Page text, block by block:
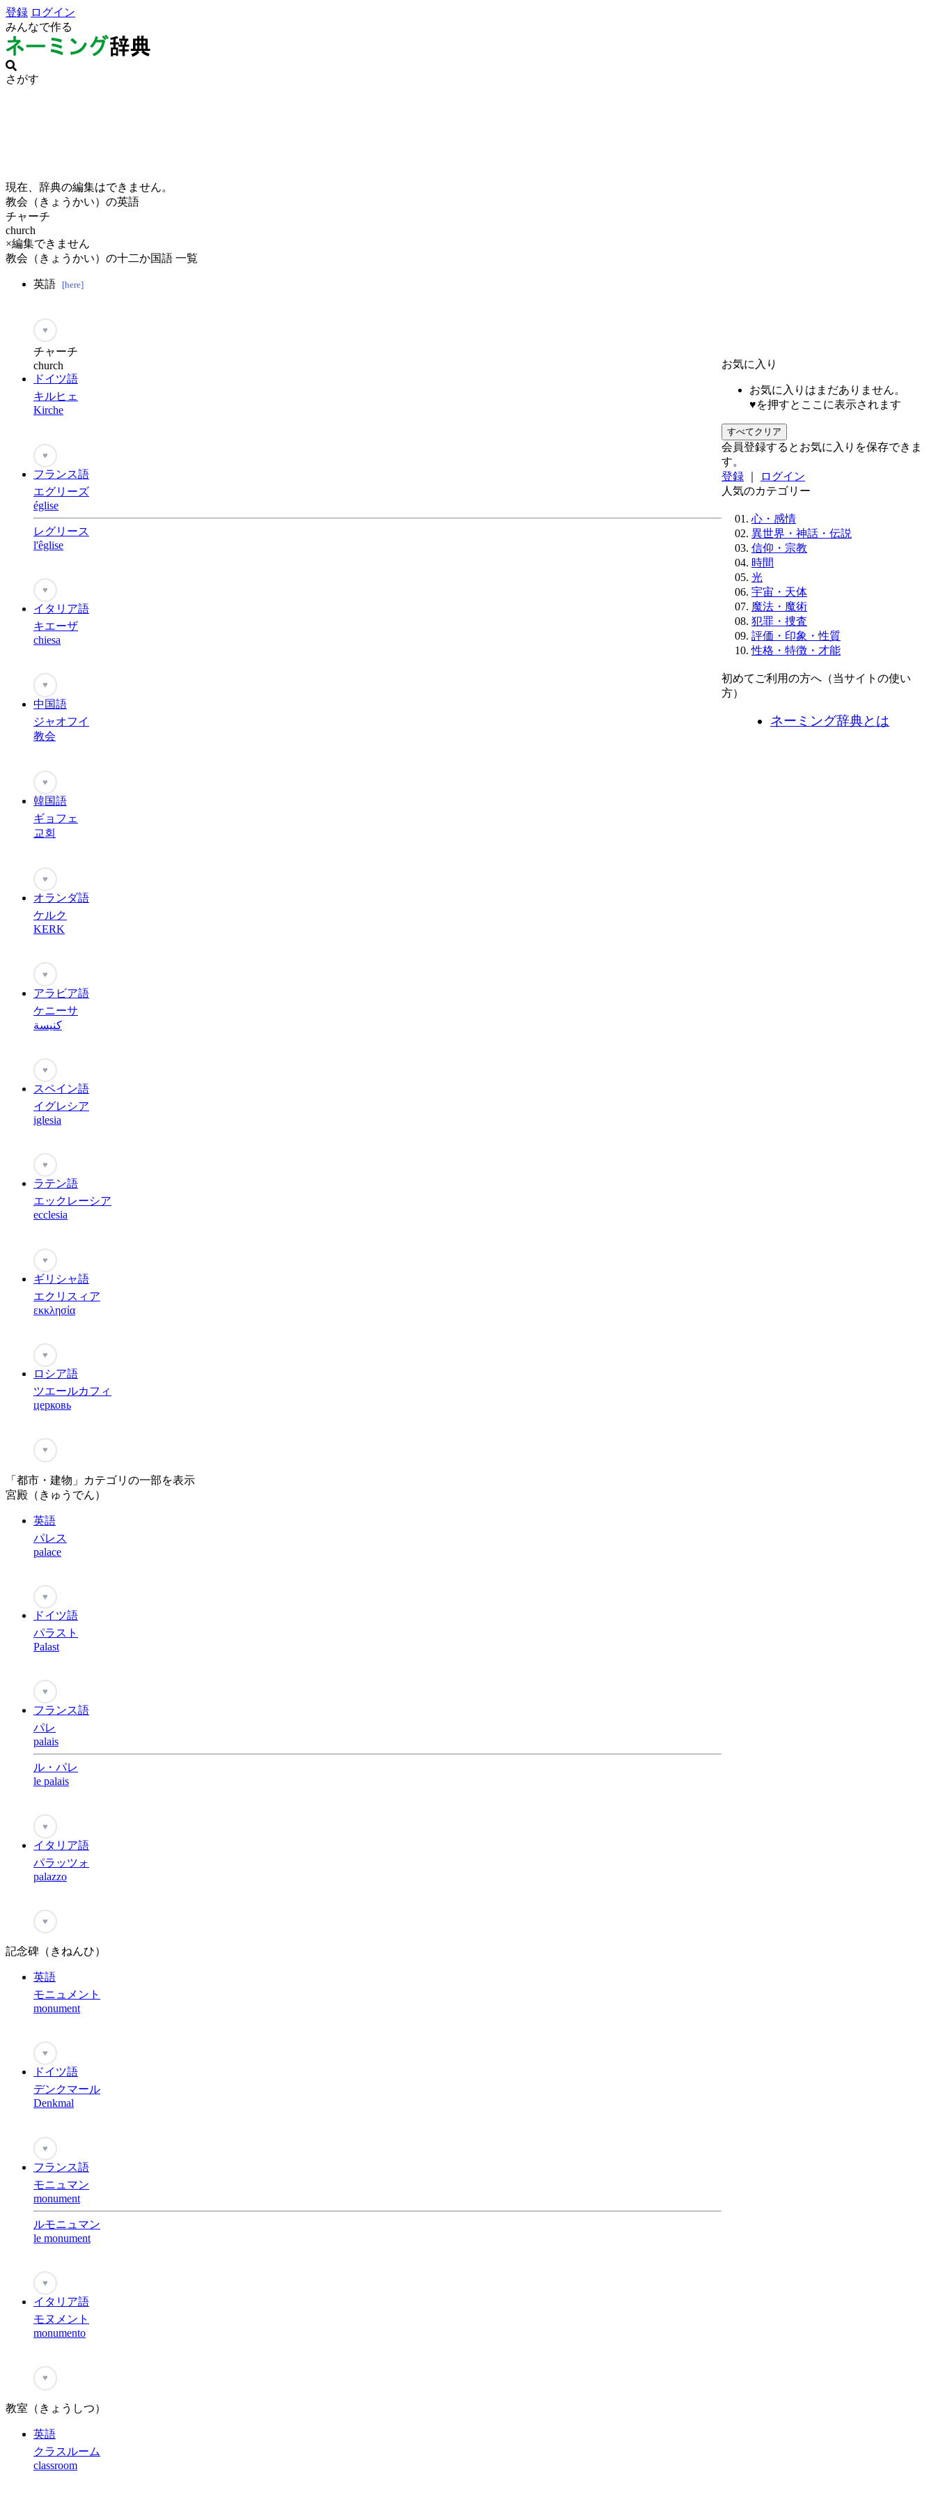
登録 ログイン
みんなで作る
さがす
現在、辞典の編集はできません。
教会（きょうかい）の英語
チャーチ
church
×編集できません
教会（きょうかい）の十二か国語 一覧
英語 [here]
♥
チャーチ
church
ドイツ語
キルヒェ
Kirche
♥
フランス語
エグリーズ
église
レグリース
l'êglise
♥
イタリア語
キエーザ
chiesa
♥
中国語
ジャオフイ
教会
♥
韓国語
ギョフェ
교회
♥
オランダ語
ケルク
KERK
♥
アラビア語
ケニーサ
كنيسة
♥
スペイン語
イグレシア
iglesia
♥
ラテン語
エックレーシア
ecclesia
♥
ギリシャ語
エクリスィア
εκκλησία
♥
ロシア語
ツエールカフィ
церковь
♥
「都市・建物」カテゴリの一部を表示
宮殿（きゅうでん）
英語
パレス
palace
♥
ドイツ語
パラスト
Palast
♥
フランス語
パレ
palais
ル・パレ
le palais
♥
イタリア語
パラッツォ
palazzo
♥
記念碑（きねんひ）
英語
モニュメント
monument
♥
ドイツ語
デンクマール
Denkmal
♥
フランス語
モニュマン
monument
ルモニュマン
le monument
♥
イタリア語
モヌメント
monumento
♥
教室（きょうしつ）
英語
クラスルーム
classroom
お気に入り
お気に入りはまだありません。
♥を押すとここに表示されます
すべてクリア
会員登録するとお気に入りを保存できま
す。
登録
ログイン
人気のカテゴリー
心・感情
異世界・神話・伝説
信仰・宗教
時間
光
宇宙・天体
魔法・魔術
犯罪・捜査
評価・印象・性質
性格・特徴・才能
初めてご利用の方へ（当サイトの使い
方）
ネーミング辞典とは